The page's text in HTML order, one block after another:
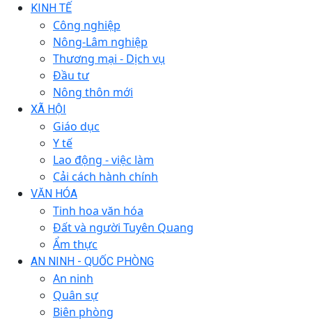
KINH TẾ
Công nghiệp
Nông-Lâm nghiệp
Thương mại - Dịch vụ
Đầu tư
Nông thôn mới
XÃ HỘI
Giáo dục
Y tế
Lao động - việc làm
Cải cách hành chính
VĂN HÓA
Tinh hoa văn hóa
Đất và người Tuyên Quang
Ẩm thực
AN NINH - QUỐC PHÒNG
An ninh
Quân sự
Biên phòng